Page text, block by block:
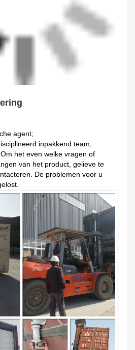
agent;
inpakkend team;
het even welke vragen of
van het product, gelieve te
De problemen voor u